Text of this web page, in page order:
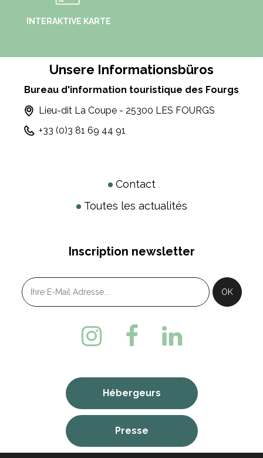
INTERAKTIVE KARTE
Unsere Informationsbüros
Bureau d'information touristique des Fourgs
Lieu-dit La Coupe - 25300 LES FOURGS
+33 (0)3 81 69 44 91
Contact
Toutes les actualités
Inscription newsletter
Hébergeurs
Presse